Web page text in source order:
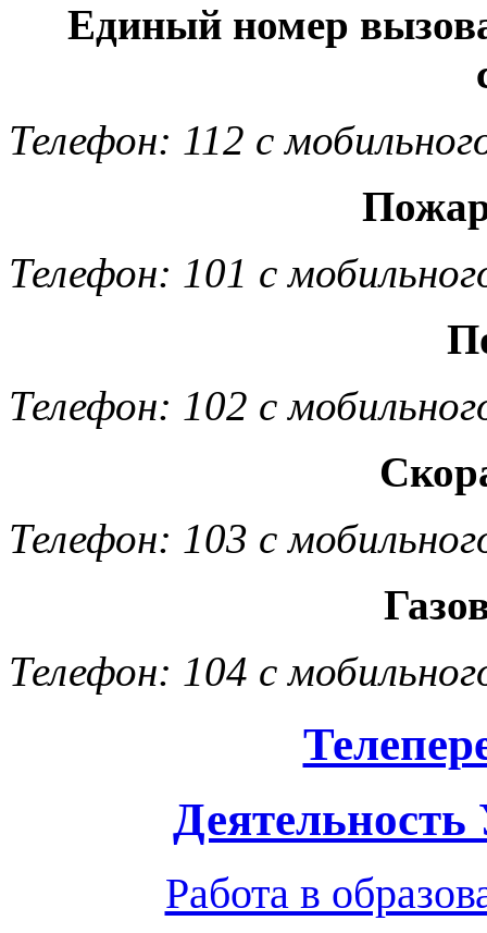
Единый номер
Телефон: 112 с
Телефон: 101 с
Телефон: 102 с
Телефон: 103 с
Телефон: 104 с
Работа в